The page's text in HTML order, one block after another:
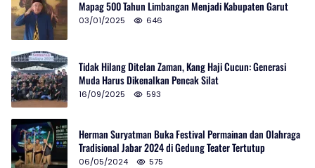
Mapag 500 Tahun Limbangan Menjadi Kabupaten Garut
03/01/2025 646
Tidak Hilang Ditelan Zaman, Kang Haji Cucun: Generasi
Muda Harus Dikenalkan Pencak Silat
16/09/2025 593
Herman Suryatman Buka Festival Permainan dan Olahraga
Tradisional Jabar 2024 di Gedung Teater Tertutup
06/05/2024 575